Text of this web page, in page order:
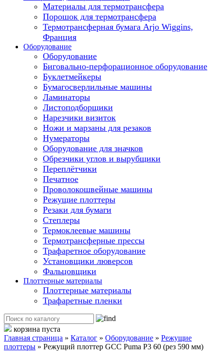
Материалы для термотрансфера
Порошок для термотрансфера
Термотрансферная бумага Arjo Wiggins,
Франция
Оборудование
Оборудование
Биговально-перфорационное оборудование
Буклетмейкеры
Бумагосверлильные машины
Ламинаторы
Листоподборщики
Нарезчики визиток
Ножи и марзаны для резаков
Нумераторы
Оборудование для значков
Обрезчики углов и вырубщики
Переплётчики
Печатное
Проволокошвейные машины
Режущие плоттеры
Резаки для бумаги
Степлеры
Термоклеевые машины
Термотрансферные прессы
Трафаретное оборудование
Установщики люверсов
Фальцовщики
Плоттерные материалы
Плоттерные материалы
Трафаретные пленки
корзина пуста
Главная страница » Каталог » Оборудование » Режущие
плоттеры » Режущий плоттер GCC Puma P3 60 (рез 590 мм)